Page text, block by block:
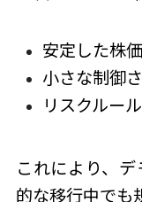
安定した株
小さな制御
リスクルー
これにより、
的な移行中でも